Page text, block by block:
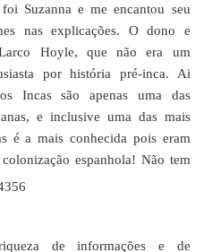
Suzanna e me encantou seu
nas explicações. O dono e
Hoyle, que não era um
por história pré-inca. Ai
Incas são apenas uma das
e inclusive uma das mais
é a mais conhecida pois eram
espanhola! Não tem
de informações e de